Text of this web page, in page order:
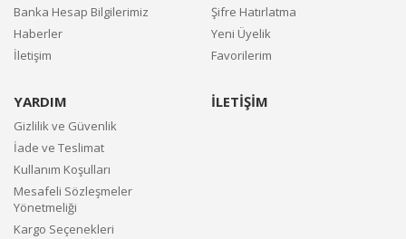
Banka Hesap Bilgilerimiz
Haberler
İletişim
Şifre Hatırlatma
Yeni Üyelik
Favorilerim
YARDIM
Gizlilik ve Güvenlik
İade ve Teslimat
Kullanım Koşulları
Mesafeli Sözleşmeler
Yönetmeliği
Kargo Seçenekleri
İLETİŞİM